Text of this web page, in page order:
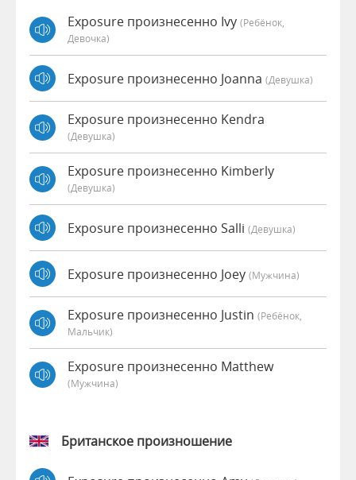
Exposure произнесенно Ivy (Ребёнок,
Девочка)
Exposure произнесенно Joanna (девушка)
Exposure произнесенно Kendra
(девушка)
Exposure произнесенно Kimberly
(девушка)
Exposure произнесенно Salli (девушка)
Exposure произнесенно Joey (мужчина)
Exposure произнесенно Justin (Ребёнок,
Мальчик)
Exposure произнесенно Matthew
(мужчина)
Британское произношение